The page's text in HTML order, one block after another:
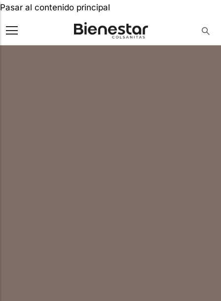
Pasar al contenido principal